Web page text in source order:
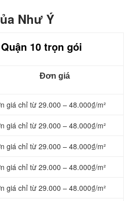
Như Ý
10 trọn gói
Đơn giá
giá chỉ từ 29.000 – 48.000₫/m²
giá chỉ từ 29.000 – 48.000₫/m²
giá chỉ từ 29.000 – 48.000₫/m²
giá chỉ từ 29.000 – 48.000₫/m²
giá chỉ từ 29.000 – 48.000₫/m²